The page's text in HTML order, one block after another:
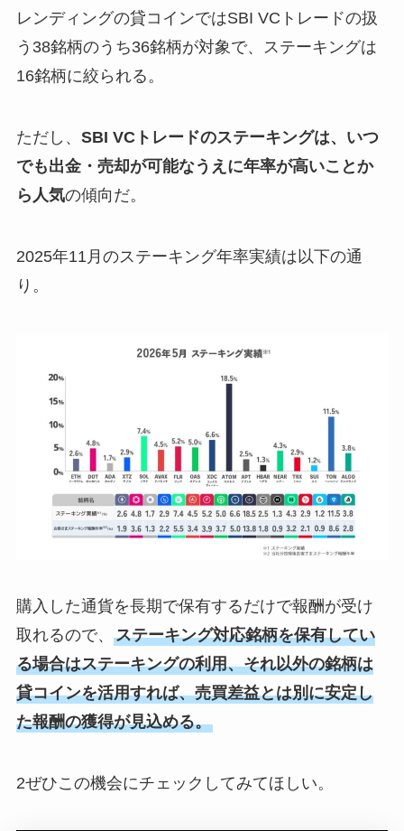
レンディングの貸コインではSBI VCトレードの扱
う38銘柄のうち36銘柄が対象で、ステーキングは
16銘柄に絞られる。
ただし、 SBI VCトレードのステーキングは、いつ
でも出金・売却が可能なうえに年率が高いことか
ら人気の傾向だ。
2025年11月のステーキング年率実績は以下の通
り。
購入した通貨を長期で保有するだけで報酬が受け
取れるので、 ステーキング対応銘柄を保有してい
る場合はステーキングの利用、それ以外の銘柄は
貸コインを活用すれば、売買差益とは別に安定し
た報酬の獲得が見込める。
2ぜひこの機会にチェックしてみてほしい。